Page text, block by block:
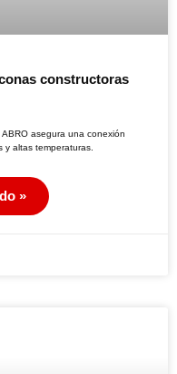
constructoras
asegura una conexión
altas temperaturas.
»